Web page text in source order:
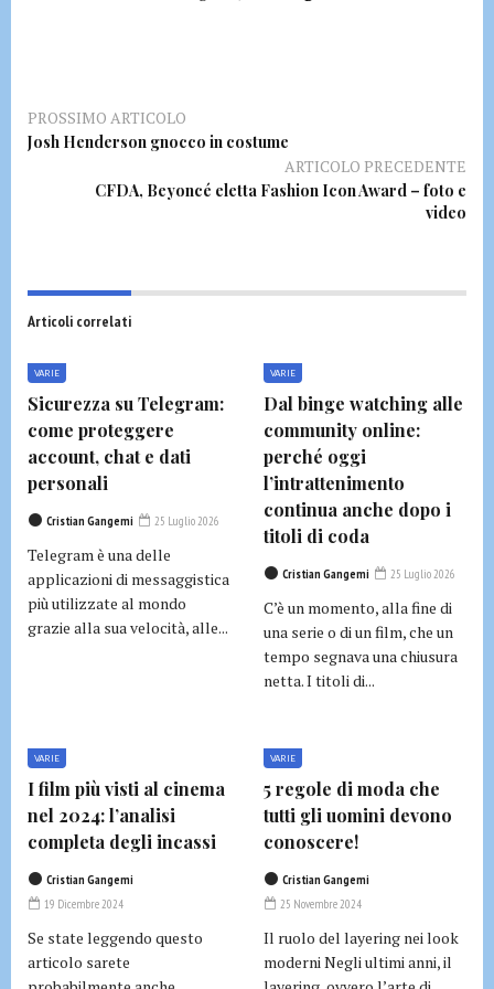
PROSSIMO ARTICOLO
Josh Henderson gnocco in costume
ARTICOLO PRECEDENTE
CFDA, Beyoncé eletta Fashion Icon Award – foto e
video
Articoli correlati
VARIE
Sicurezza su Telegram:
come proteggere
account, chat e dati
personali
Cristian Gangemi 25 Luglio 2026
Telegram è una delle
applicazioni di messaggistica
più utilizzate al mondo
grazie alla sua velocità, alle...
VARIE
Dal binge watching alle
community online:
perché oggi
l’intrattenimento
continua anche dopo i
titoli di coda
Cristian Gangemi 25 Luglio 2026
C’è un momento, alla fine di
una serie o di un film, che un
tempo segnava una chiusura
netta. I titoli di...
VARIE
I film più visti al cinema
nel 2024: l’analisi
completa degli incassi
Cristian Gangemi
19 Dicembre 2024
Se state leggendo questo
articolo sarete
VARIE
5 regole di moda che
tutti gli uomini devono
conoscere!
Cristian Gangemi
25 Novembre 2024
Il ruolo del layering nei look
moderni Negli ultimi anni, il